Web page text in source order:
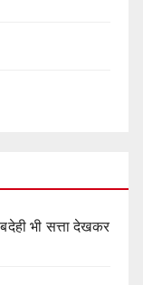
भी सत्ता देखकर